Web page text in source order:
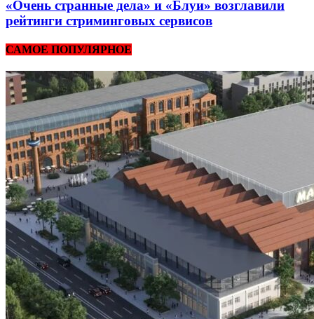
«Очень странные дела» и «Блуи» возглавили
рейтинги стриминговых сервисов
САМОЕ ПОПУЛЯРНОЕ